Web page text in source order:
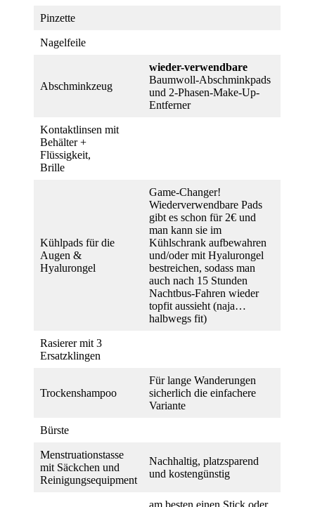
Pinzette
Nagelfeile
Abschminkzeug
wieder-verwendbare
Baumwoll-Abschminkpads
und 2-Phasen-Make-Up-
Entferner
Kontaktlinsen mit
Behälter +
Flüssigkeit,
Brille
Kühlpads für die
Augen &
Hyalurongel
Game-Changer!
Wiederverwendbare Pads
gibt es schon für 2€ und
man kann sie im
Kühlschrank aufbewahren
und/oder mit Hyalurongel
bestreichen, sodass man
auch nach 15 Stunden
Nachtbus-Fahren wieder
topfit aussieht (naja…
halbwegs fit)
Rasierer mit 3
Ersatzklingen
Trockenshampoo
Für lange Wanderungen
sicherlich die einfachere
Variante
Bürste
Menstruationstasse
mit Säckchen und
Reinigungsequipment
Nachhaltig, platzsparend
und kostengünstig
am besten einen Stick oder